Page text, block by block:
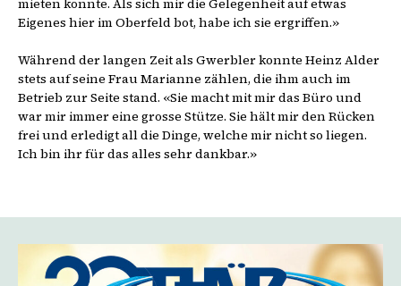
Eigenes hier im Oberfeld bot, habe ich sie ergriffen.»
Während der langen Zeit als Gwerbler konnte Heinz Alder
stets auf seine Frau Marianne zählen, die ihm auch im
Betrieb zur Seite stand. «Sie macht mit mir das Büro und
war mir immer eine grosse Stütze. Sie hält mir den Rücken
frei und erledigt all die Dinge, welche mir nicht so liegen.
Ich bin ihr für das alles sehr dankbar.»